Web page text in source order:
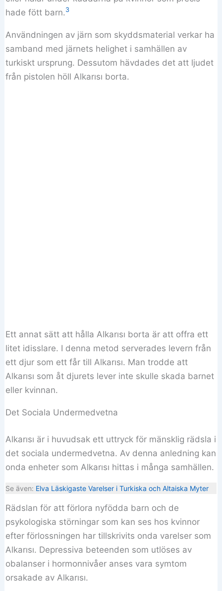
hade fött barn.3
Användningen av järn som skyddsmaterial verkar ha
samband med järnets helighet i samhällen av
turkiskt ursprung. Dessutom hävdades det att ljudet
från pistolen höll Alkarısı borta.
Ett annat sätt att hålla Alkarısı borta är att offra ett
litet idisslare. I denna metod serverades levern från
ett djur som ett får till Alkarısı. Man trodde att
Alkarısı som åt djurets lever inte skulle skada barnet
eller kvinnan.
Det Sociala Undermedvetna
Alkarısı är i huvudsak ett uttryck för mänsklig rädsla i
det sociala undermedvetna. Av denna anledning kan
onda enheter som Alkarısı hittas i många samhällen.
Se även: Elva Läskigaste Varelser i Turkiska och Altaiska Myter
Rädslan för att förlora nyfödda barn och de
psykologiska störningar som kan ses hos kvinnor
efter förlossningen har tillskrivits onda varelser som
Alkarısı. Depressiva beteenden som utlöses av
obalanser i hormonnivåer anses vara symtom
orsakade av Alkarısı.